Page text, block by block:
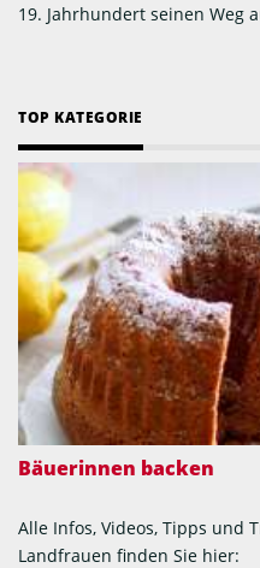
19. Jahrhundert seinen Weg
TOP KATEGORIE
Bäuerinnen backen
Alle Infos, Videos, Tipps und
Landfrauen finden Sie hier: